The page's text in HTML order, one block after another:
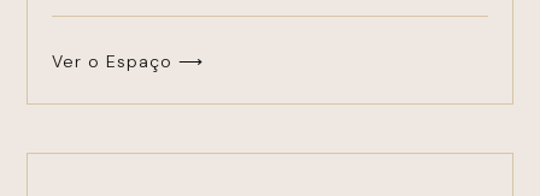
Ver o Espaço ⟶